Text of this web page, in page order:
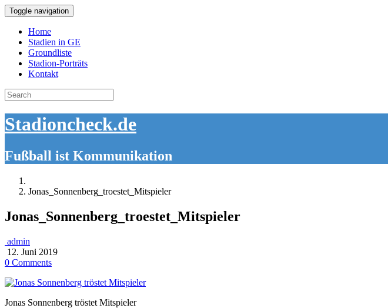
Toggle navigation
Home
Stadien in GE
Groundliste
Stadion-Porträts
Kontakt
Search
for:
Stadioncheck.de
Fußball ist Kommunikation
Jonas_Sonnenberg_troestet_Mitspieler
Jonas_Sonnenberg_troestet_Mitspieler
admin
12. Juni 2019
0 Comments
Jonas Sonnenberg tröstet Mitspieler